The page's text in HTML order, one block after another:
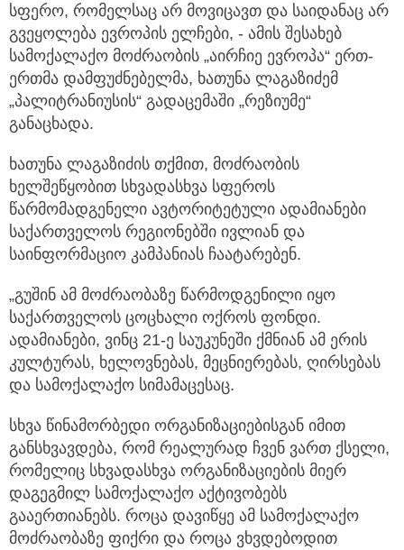
სფერო, რომელსაც არ მოვიცავთ და საიდანაც არ
გვეყოლება ევროპის ელჩები, - ამის შესახებ
სამოქალაქო მოძრაობის „აირჩიე ევროპა“ ერთ-
ერთმა დამფუძნებელმა, ხათუნა ლაგაზიძემ
„პალიტრანიუსის“ გადაცემაში „რეზიუმე“
განაცხადა.
ხათუნა ლაგაზიძის თქმით, მოძრაობის
ხელშეწყობით სხვადასხვა სფეროს
წარმომადგენელი ავტორიტეტული ადამიანები
საქართველოს რეგიონებში ივლიან და
საინფორმაციო კამპანიას ჩაატარებენ.
„გუშინ ამ მოძრაობაზე წარმოდგენილი იყო
საქართველოს ცოცხალი ოქროს ფონდი.
ადამიანები, ვინც 21-ე საუკუნეში ქმნიან ამ ერის
კულტურას, ხელოვნებას, მეცნიერებას, ღირსებას
და სამოქალაქო სიმამაცესაც.
სხვა წინამორბედი ორგანიზაციებისგან იმით
განსხვავდება, რომ რეალურად ჩვენ ვართ ქსელი,
რომელიც სხვადასხვა ორგანიზაციების მიერ
დაგეგმილ სამოქალაქო აქტივობებს
გააერთიანებს. როცა დავიწყე ამ სამოქალაქო
მოძრაობაზე ფიქრი და როცა ვხვდებოდით